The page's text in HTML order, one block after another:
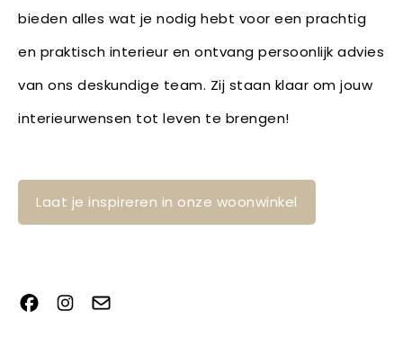
bieden alles wat je nodig hebt voor een prachtig
en praktisch interieur en ontvang persoonlijk advies
van ons deskundige team. Zij staan klaar om jouw
interieurwensen tot leven te brengen!
Laat je inspireren in onze woonwinkel